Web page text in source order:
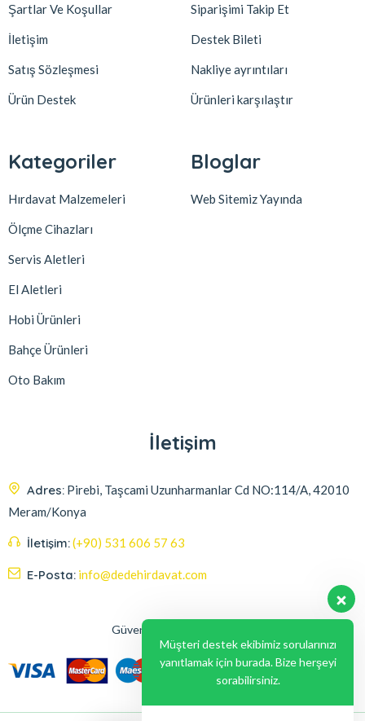
Şartlar Ve Koşullar
İletişim
Satış Sözleşmesi
Ürün Destek
Siparişimi Takip Et
Destek Bileti
Nakliye ayrıntıları
Ürünleri karşılaştır
Kategoriler
Hırdavat Malzemeleri
Ölçme Cihazları
Servis Aletleri
El Aletleri
Hobi Ürünleri
Bahçe Ürünleri
Oto Bakım
Bloglar
Web Sitemiz Yayında
İletişim
Adres: Pirebi, Taşcami Uzunharmanlar Cd NO:114/A, 42010
Meram/Konya
İletişim:(+90) 531 606 57 63
E-Posta: info@dedehirdavat.com
Güvenli Ödeme Seçenekleri
Müşteri destek ekibimiz sorularınızı
yanıtlamak için burada. Bize herşeyi
sorabilirsiniz.